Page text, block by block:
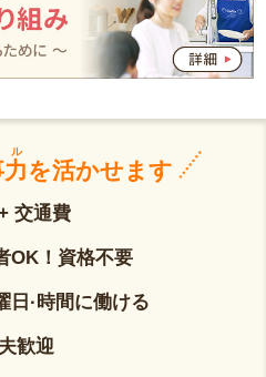
ル
を活かせます
交通費
OK！資格不要
日·時間に働ける
歓迎